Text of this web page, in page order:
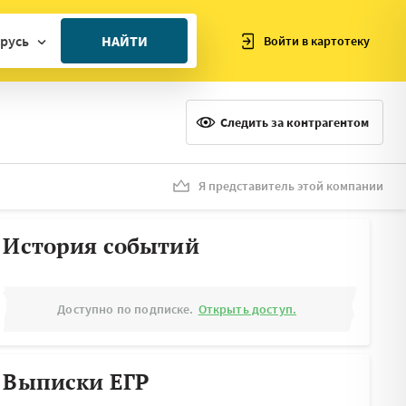
НАЙТИ Войти в картотеку
Следить за контрагентом
Я представитель этой компании
История событий
Доступно по подписке. Открыть доступ.
Выписки ЕГР